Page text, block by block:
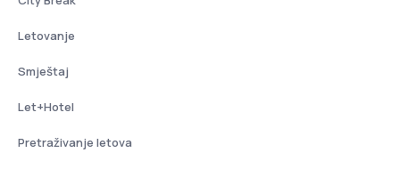
Letovanje
Smještaj
Let+Hotel
Pretraživanje letova